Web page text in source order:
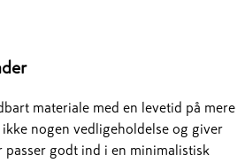
materiale med en levetid på mere
nogen vedligeholdelse og giver
passer godt ind i en minimalistisk